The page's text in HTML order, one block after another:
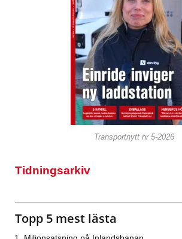
Transportnytt nr 5-2026
Tidningsarkiv
Topp 5 mest lästa